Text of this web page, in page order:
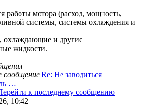
работы мотора (расход, мощность,
системы, системы охлаждения и
охлаждающие и другие
жидкости.
сообщение Re: Не заводиться
…
к последнему сообщению
10:42